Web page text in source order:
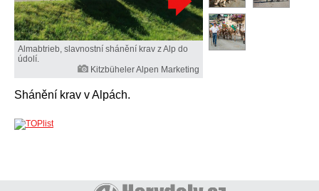
Almabtrieb, slavnostní shánění krav z Alp do
údolí.
Kitzbüheler Alpen Marketing
Shánění krav v Alpách.